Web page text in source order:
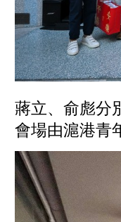
蔣立、俞彪分
會場由滬港青